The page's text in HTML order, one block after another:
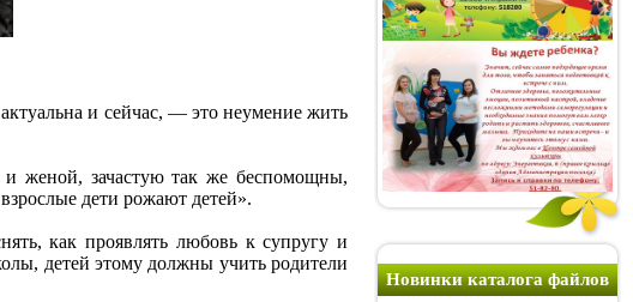
и сейчас, — это неумение жить
женой, зачастую так же беспомощны,
дети рожают детей».
как проявлять любовь к супругу и
детей этому должны учить родители
Новинки каталога файлов